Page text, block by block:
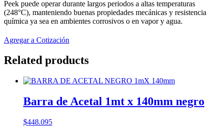
Peek puede operar durante largos periodos a altas temperaturas
(248°C), manteniendo buenas propiedades mecánicas y resistencia
química ya sea en ambientes corrosivos o en vapor y agua.
Agregar a Cotización
Related products
Barra de Acetal 1mt x 140mm negro
$448.095